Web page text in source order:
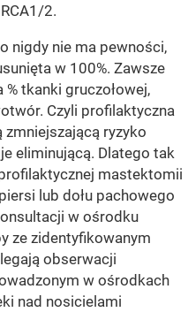
2.
nigdy nie ma pewności,
w 100%. Zawsze
tkanki gruczołowej,
Czyli profilaktyczna
ryzyko
eliminującą. Dlatego tak
mastektomii
lub dołu pachowego
w ośrodku
ze zidentyfikowanym
obserwacji
w ośrodkach
nad nosicielami